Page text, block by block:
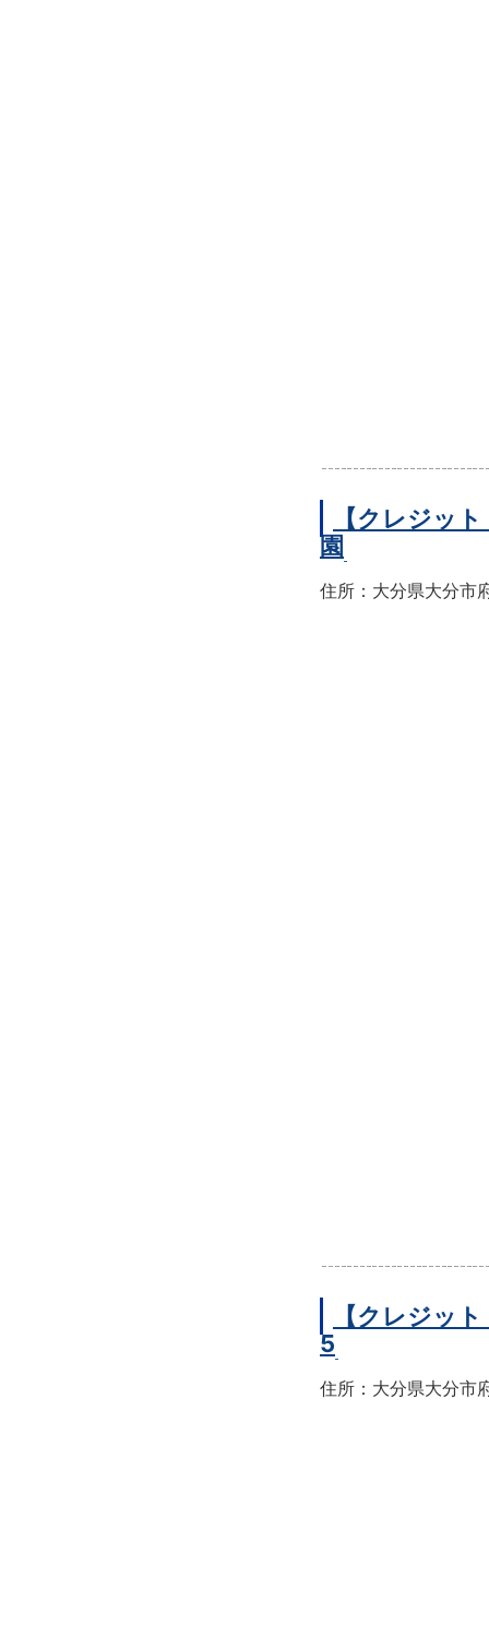
【クレジッ
園
住所：大分県大分市
【クレジッ
5
住所：大分県大分市